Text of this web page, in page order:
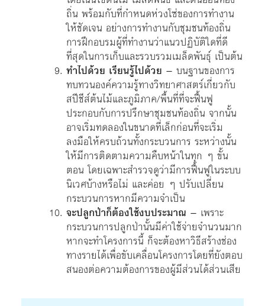
ถิ่น พร้อมกับที่กำหนดห่วงโซ่ของการทำงาน
ให้ชัดเจน อย่างการทำงานกับชุมชนท้องถิ่น
การฝึกอบรมผู้ที่ทำงานว่าแนวปฏิบัติใดที่ดี
ที่สุดในการเก็บและรวบรวมเมล็ดพันธุ์ เป็นต้น
ทำไปด้วย เรียนรู้ไปด้วย – บนฐานของการ
ทบทวนองค์ความรู้ทางวิทยาศาสตร์เกี่ยวกับ
สปีชีส์ต้นไม้และภูมิภาค/พื้นที่ที่จะฟื้นฟู
ประกอบกับการปรึกษาชุมชนท้องถิ่น จากนั้น
อาจเริ่มทดลองในขนาดที่เล็กก่อนที่จะเริ่ม
ลงมือให้ครบถ้วนทั้งกระบวนการ ระหว่างนั้น
ให้มีการติดตามความคืบหน้าในทุก ๆ ขั้น
ตอน โดยเฉพาะสำรวจดูว่ามีการฟื้นฟูในระบบ
นิเวศบ้างหรือไม่ และค่อย ๆ ปรับเปลี่ยน
กระบวนการหากมีความจำเป็น
จะปลูกป่าก็ต้องใช้งบประมาณ – เพราะ
กระบวนการปลูกป่านั้นมีค่าใช้จ่ายจำนวนมาก
หากจะทำโครงการนี้ ก็จะต้องหาวิธีสร้างช่อง
ทางรายได้เพื่อขับเคลื่อนโครงการโดยที่ยังตอบ
สนองต่อความต้องการของผู้มีส่วนได้ส่วนเสีย